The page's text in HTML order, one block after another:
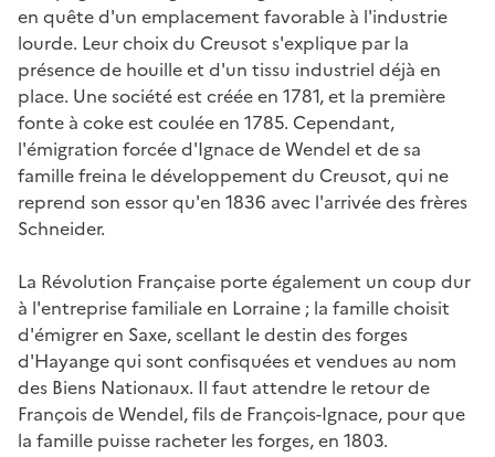
en quête d'un emplacement favorable à l'industrie
lourde. Leur choix du Creusot s'explique par la
présence de houille et d'un tissu industriel déjà en
place. Une société est créée en 1781, et la première
fonte à coke est coulée en 1785. Cependant,
l'émigration forcée d'Ignace de Wendel et de sa
famille freina le développement du Creusot, qui ne
reprend son essor qu'en 1836 avec l'arrivée des frères
Schneider.
La Révolution Française porte également un coup dur
à l'entreprise familiale en Lorraine ; la famille choisit
d'émigrer en Saxe, scellant le destin des forges
d'Hayange qui sont confisquées et vendues au nom
des Biens Nationaux. Il faut attendre le retour de
François de Wendel, fils de François-Ignace, pour que
la famille puisse racheter les forges, en 1803.